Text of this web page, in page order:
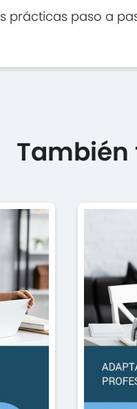
prácticas paso a
También